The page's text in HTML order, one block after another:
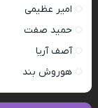
امیر عظیمی
حمید صفت
آصف آریا
هوروش بند